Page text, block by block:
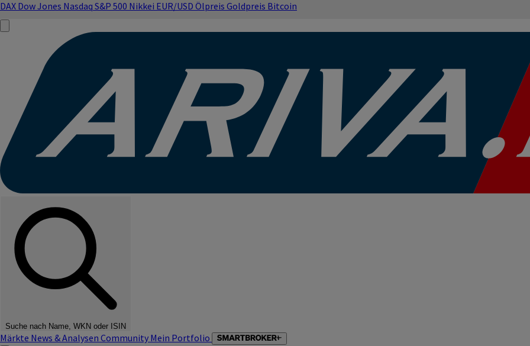
DAX Dow Jones Nasdaq S&P 500 Nikkei EUR/USD Ölpreis Goldpreis Bitcoin
Suche nach Name, WKN oder ISIN
Märkte News & Analysen Community Mein Portfolio